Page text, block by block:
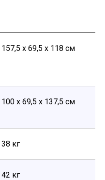
157,5 x 69,5 x 118 см
100 х 69,5 х 137,5 см
38 кг
42 кг